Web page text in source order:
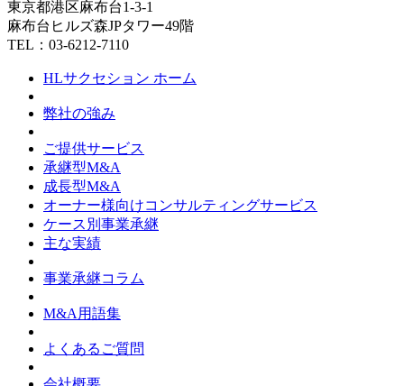
東京都港区麻布台1-3-1
麻布台ヒルズ森JPタワー49階
TEL：03-6212-7110
HLサクセション ホーム
弊社の強み
ご提供サービス
承継型M&A
成長型M&A
オーナー様向けコンサルティングサービス
ケース別事業承継
主な実績
事業承継コラム
M&A用語集
よくあるご質問